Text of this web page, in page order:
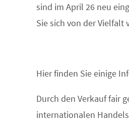
sind im April 26 neu
Sie sich von der Vielfalt
Hier finden Sie einige
Durch den Verkauf fair
internationalen